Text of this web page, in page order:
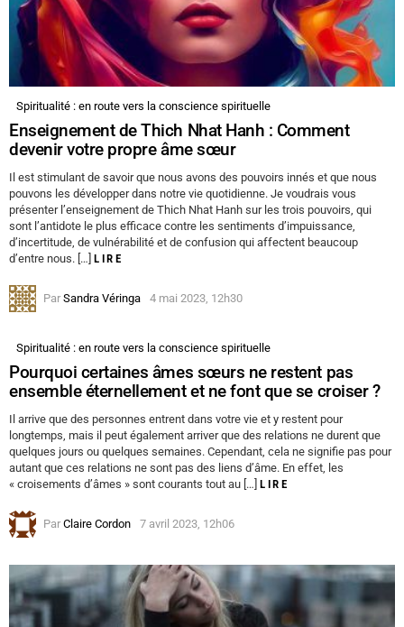
Spiritualité : en route vers la conscience spirituelle
Enseignement de Thich Nhat Hanh : Comment
devenir votre propre âme sœur
Il est stimulant de savoir que nous avons des pouvoirs innés et que nous
pouvons les développer dans notre vie quotidienne. Je voudrais vous
présenter l’enseignement de Thich Nhat Hanh sur les trois pouvoirs, qui
sont l’antidote le plus efficace contre les sentiments d’impuissance,
d’incertitude, de vulnérabilité et de confusion qui affectent beaucoup
d’entre nous. […] LIRE
Par Sandra Véringa 4 mai 2023, 12h30
Spiritualité : en route vers la conscience spirituelle
Pourquoi certaines âmes sœurs ne restent pas
ensemble éternellement et ne font que se croiser ?
Il arrive que des personnes entrent dans votre vie et y restent pour
longtemps, mais il peut également arriver que des relations ne durent que
quelques jours ou quelques semaines. Cependant, cela ne signifie pas pour
autant que ces relations ne sont pas des liens d’âme. En effet, les
« croisements d’âmes » sont courants tout au […] LIRE
Par Claire Cordon 7 avril 2023, 12h06